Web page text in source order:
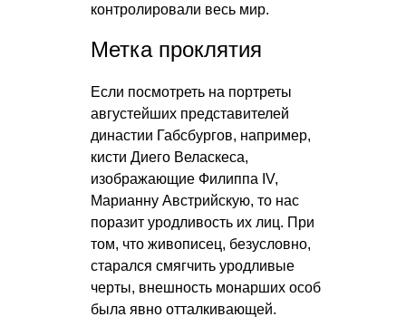
контролировали весь мир.
Метка проклятия
Если посмотреть на портреты
августейших представителей
династии Габсбургов, например,
кисти Диего Веласкеса,
изображающие Филиппа IV,
Марианну Австрийскую, то нас
поразит уродливость их лиц. При
том, что живописец, безусловно,
старался смягчить уродливые
черты, внешность монарших особ
была явно отталкивающей.